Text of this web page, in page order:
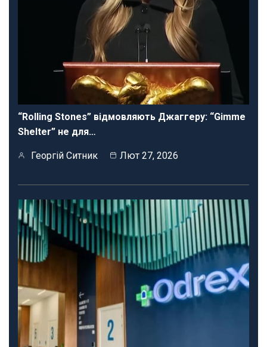
“Rolling Stones” відмовляють Джаггеру: “Gimme
Shelter” не для…
Георгій Ситник Лют 27, 2026